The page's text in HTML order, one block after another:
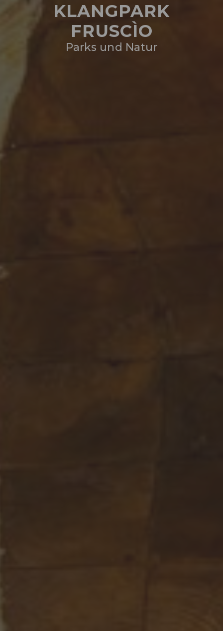
KLANGPARK
FRUSCÌO
Parks und Natur